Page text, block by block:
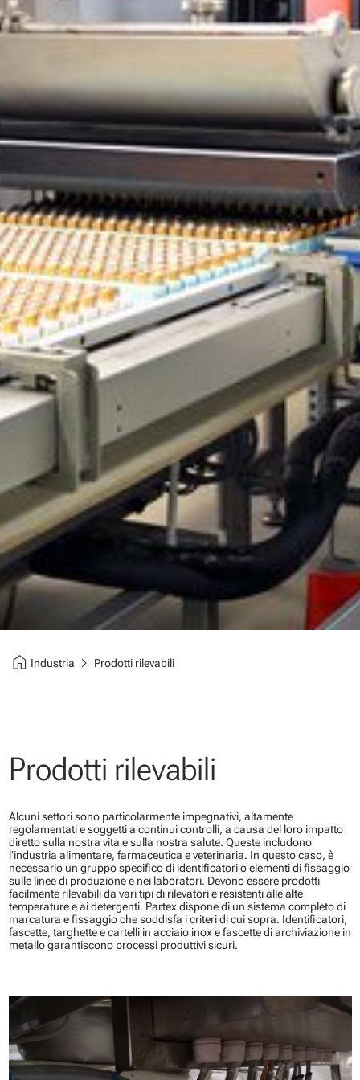
home Industria chevron_right Prodotti rilevabili
Prodotti rilevabili
Alcuni settori sono particolarmente impegnativi, altamente
regolamentati e soggetti a continui controlli, a causa del loro impatto
diretto sulla nostra vita e sulla nostra salute. Queste includono
l’industria alimentare, farmaceutica e veterinaria. In questo caso, è
necessario un gruppo specifico di identificatori o elementi di fissaggio
sulle linee di produzione e nei laboratori. Devono essere prodotti
facilmente rilevabili da vari tipi di rilevatori e resistenti alle alte
temperature e ai detergenti. Partex dispone di un sistema completo di
marcatura e fissaggio che soddisfa i criteri di cui sopra. Identificatori,
fascette, targhette e cartelli in acciaio inox e fascette di archiviazione in
metallo garantiscono processi produttivi sicuri.